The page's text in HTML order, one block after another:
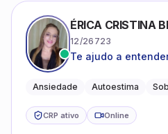
ÉRICA CRISTINA
12/26723
Te ajudo a
que você está
Ansiedade Autoestima
CRP ativo Online